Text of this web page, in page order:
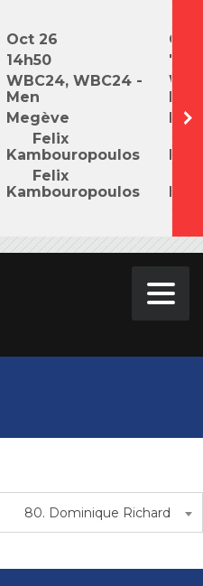
Oct 26
14h50
WBC24, WBC24 -
Men
Megève
Felix
Kambouropoulos
Felix
Kambouropoulos
Oct
80. Dominique Richard